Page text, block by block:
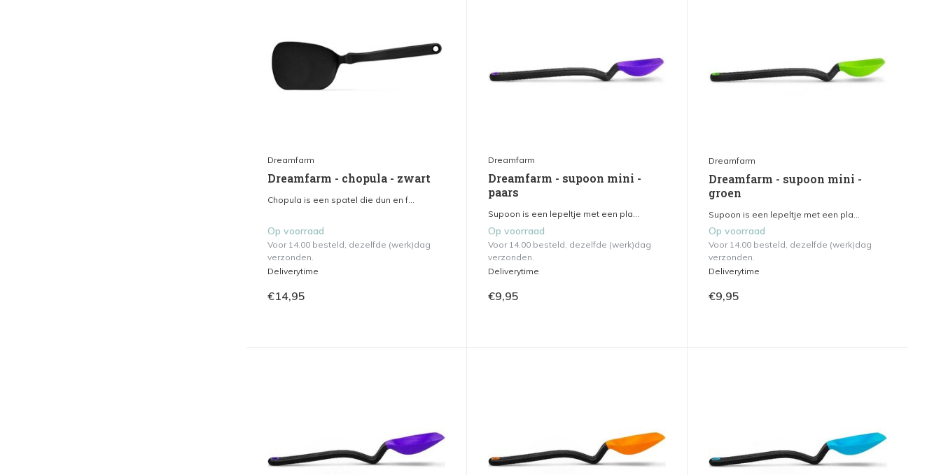
Dreamfarm
Dreamfarm - chopula - zwart
Chopula is een spatel die dun en f...
Op voorraad
Voor 14.00 besteld, dezelfde (werk)dag
verzonden.
Deliverytime
€14,95
Dreamfarm
Dreamfarm - supoon mini -
paars
Supoon is een lepeltje met een pla...
Op voorraad
Voor 14.00 besteld, dezelfde (werk)dag
verzonden.
Deliverytime
€9,95
Dreamfarm
Dreamfarm - supoon mini -
groen
Supoon is een lepeltje met een pla...
Op voorraad
Voor 14.00 besteld, dezelfde (werk)dag
verzonden.
Deliverytime
€9,95